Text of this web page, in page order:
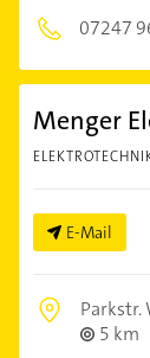
07247
Menger
E-Mail
Parkstr.
5 km